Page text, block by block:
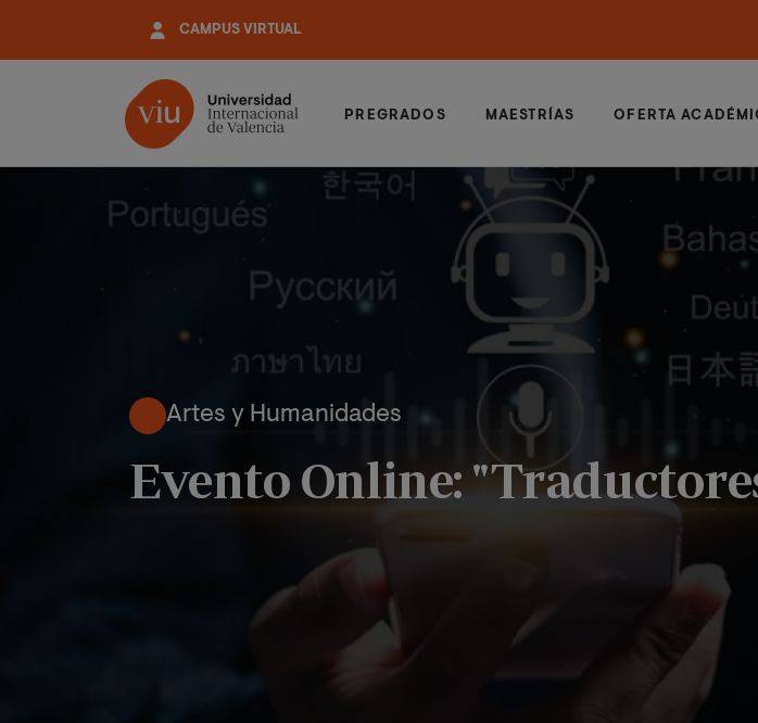
contenido
CAMPUS VIRTUAL
PREGRADOS MAESTRÍAS OFERTA
Artes y Humanidades
Evento Online: